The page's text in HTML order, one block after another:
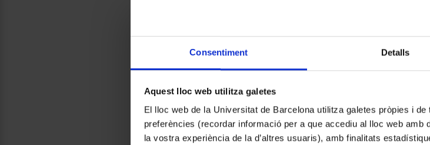
Consentiment Detalls
Aquest lloc web utilitza galetes
El lloc web de la Universitat de Barcelona utilitza galetes pròpies i
preferències (recordar informació per a que accediu al lloc web
la vostra experiència de la d’altres usuaris), amb finalitats
Facultat de
Via de les Corts
Barcelona